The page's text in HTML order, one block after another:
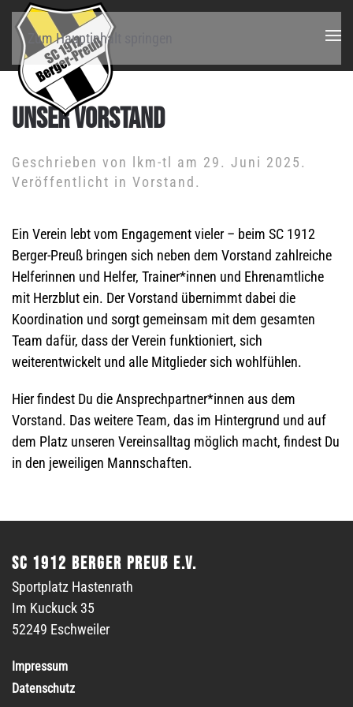
Zum Hauptinhalt springen
UNSER VORSTAND
Geschrieben von lkm-tl am 29. Juni 2025.
Veröffentlicht in Vorstand .
Ein Verein lebt vom Engagement vieler – beim SC 1912
Berger-Preuß bringen sich neben dem Vorstand zahlreiche
Helferinnen und Helfer, Trainer*innen und Ehrenamtliche
mit Herzblut ein. Der Vorstand übernimmt dabei die
Koordination und sorgt gemeinsam mit dem gesamten
Team dafür, dass der Verein funktioniert, sich
weiterentwickelt und alle Mitglieder sich wohlfühlen.
Hier findest Du die Ansprechpartner*innen aus dem
Vorstand. Das weitere Team, das im Hintergrund und auf
dem Platz unseren Vereinsalltag möglich macht, findest Du
in den jeweiligen Mannschaften.
SC 1912 Berger Preuß e.V.
Sportplatz Hastenrath
Im Kuckuck 35
52249 Eschweiler
Impressum
Datenschutz